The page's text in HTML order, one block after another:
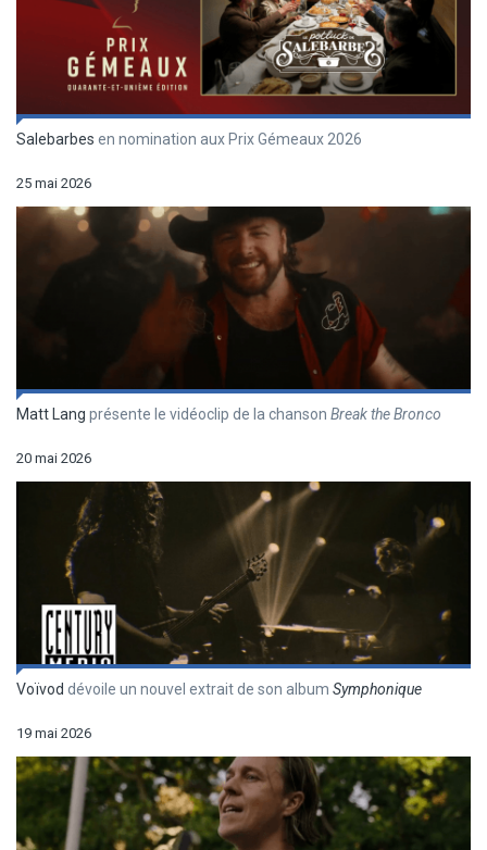
Salebarbes en nomination aux Prix Gémeaux 2026
25 mai 2026
Matt Lang présente le vidéoclip de la chanson Break the Bronco
20 mai 2026
Voïvod dévoile un nouvel extrait de son album Symphonique
19 mai 2026